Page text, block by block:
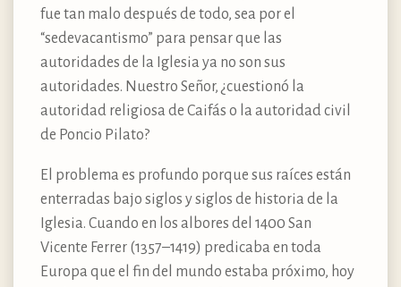
fue tan malo después de todo, sea por el
“sedevacantismo” para pensar que las
autoridades de la Iglesia ya no son sus
autoridades. Nuestro Señor, ¿cuestionó la
autoridad religiosa de Caifás o la autoridad civil
de Poncio Pilato?
El problema es profundo porque sus raíces están
enterradas bajo siglos y siglos de historia de la
Iglesia. Cuando en los albores del 1400 San
Vicente Ferrer (1357–1419) predicaba en toda
Europa que el fin del mundo estaba próximo, hoy